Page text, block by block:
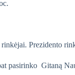
Prezidento
pasirinko Gitaną